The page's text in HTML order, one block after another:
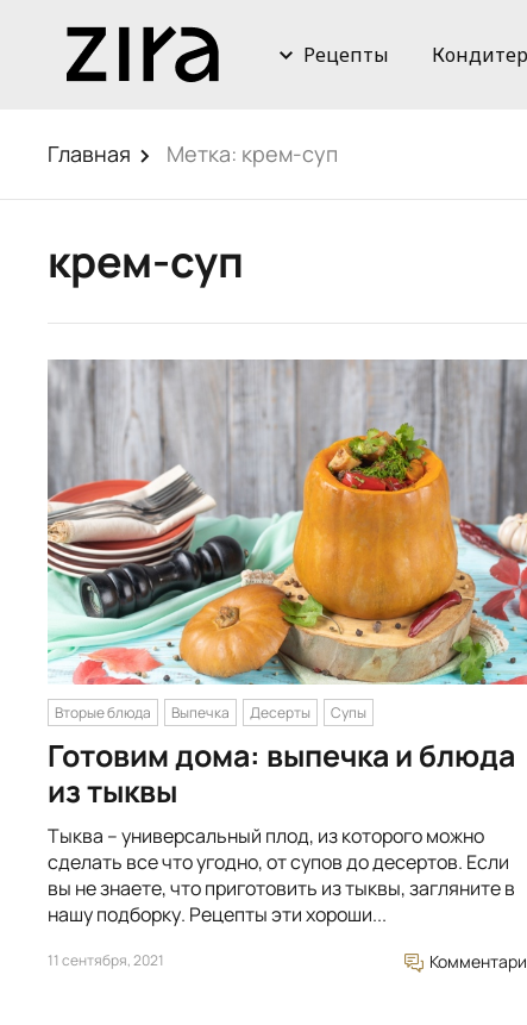
Рецепты
Главная Метка: крем-суп
крем-суп
Вторые блюда Выпечка Десерты Супы
Готовим дома: выпечка и блюда
из тыквы
Тыква – универсальный плод, из которого можно
сделать все что угодно, от супов до десертов. Если
вы не знаете, что приготовить из тыквы, загляните в
нашу подборку. Рецепты эти хороши...
11 сентября, 2021